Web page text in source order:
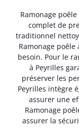
Ramonage
complet de
traditionnel
Ramonage
besoin. Pour le
à Peyrilles
préserver les
Peyrilles intègre
assurer une
Ramonage
assurer la